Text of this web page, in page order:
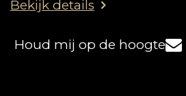
Bekijk details
Houd mij op de hoogte